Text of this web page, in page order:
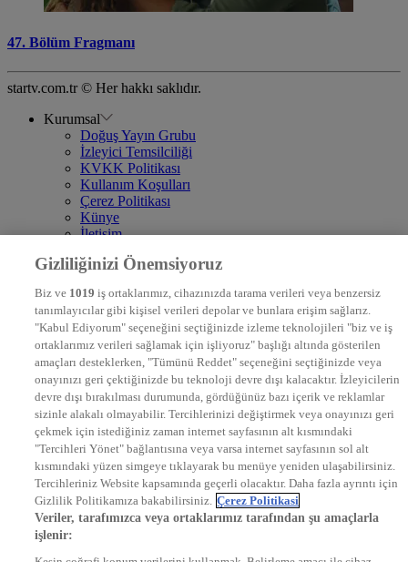
47. Bölüm Fragmanı
startv.com.tr © Her hakkı saklıdır.
Kurumsal
Doğuş Yayın Grubu
İzleyici Temsilciliği
KVKK Politikası
Kullanım Koşulları
Çerez Politikası
Künye
İletişim
DYG Televizyonlar
STAR
EURO STAR
KRAL POP TV
DYG Radyolar
NTV RADYO
KRAL FM
KRAL POP
EKSEN
VOYAGE
DYG Dijital
ntv.com.tr
ntvspor.net
secim.ntv.com.tr
startv.com.tr
kralmuzik.com.tr
Gizliliğinizi Önemsiyoruz
Biz ve 1019 iş ortaklarımız, cihazınızda tarama verileri veya benzersiz
tanımlayıcılar gibi kişisel verileri depolar ve bunlara erişim sağlarız.
"Kabul Ediyorum" seçeneğini seçtiğinizde izleme teknolojileri "biz ve iş
ortaklarımız verileri sağlamak için işliyoruz" başlığı altında gösterilen
amaçları desteklerken, "Tümünü Reddet" seçeneğini seçtiğinizde veya
onayınızı geri çektiğinizde bu teknoloji devre dışı kalacaktır. İzleyicilerin
devre dışı bırakılması durumunda, gördüğünüz bazı içerik ve reklamlar
sizinle alakalı olmayabilir. Tercihlerinizi değiştirmek veya onayınızı geri
çekmek için istediğiniz zaman internet sayfasının alt kısmındaki
"Tercihleri Yönet" bağlantısına veya varsa internet sayfasının sol alt
kısmındaki yüzen simgeye tıklayarak bu menüye yeniden ulaşabilirsiniz.
Tercihleriniz Website kapsamında geçerli olacaktır. Daha fazla ayrıntı için
Gizlilik Politikamıza bakabilirsiniz. Çerez Politikasi
Veriler, tarafımızca veya ortaklarımız tarafından şu amaçlarla
işlenir: